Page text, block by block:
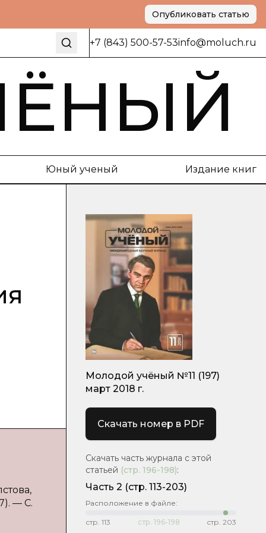
Опубликовать статью
+7 (843) 500-57-53info@moluch.ru
Юный ученый Издание книг
— С.
Молодой учёный №11 (197)
март 2018 г.
Скачать номер в PDF
Скачать часть журнала с этой
статьей (стр. 196-198):
Часть 2 (стр. 113-203)
Расположение в файле:
стр. 113 стр. 196-198 стр. 203